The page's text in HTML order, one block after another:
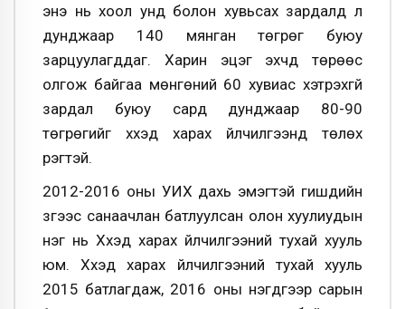
энэ нь хоол унд болон хувьсах зардалд л
дунджаар 140 мянган төгрөг буюу
зарцуулагддаг. Харин эцэг эхчүүд төрөөс
олгож байгаа мөнгөний 60 хувиас хэтрэхгүй
зардал буюу сард дунджаар 80-90
төгрөгийг хүүхэд харах үйлчилгээнд төлөх
үүрэгтэй.
2012-2016 оны УИХ дахь эмэгтэй гишүүдийн
зүгээс санаачлан батлуулсан олон хуулиудын
нэг нь Хүүхэд харах үйлчилгээний тухай хууль
юм. Хүүхэд харах үйлчилгээний тухай хууль
2015 батлагдаж, 2016 оны нэгдүгээр сарын